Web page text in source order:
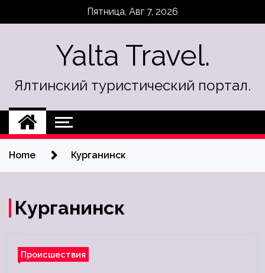
Пятница, Авг 7, 2026
Yalta Travel.
Ялтинский туристический портал.
Home Курганинск
Курганинск
Происшествия